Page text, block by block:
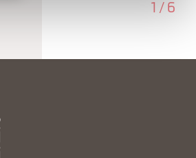
1 / 6